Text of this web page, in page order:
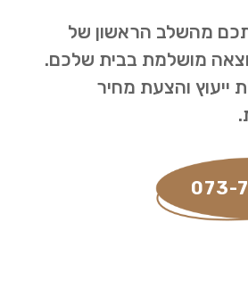
מהשלב הראשון של
מושלמת בבית שלכם.
ייעוץ והצעת מחיר
073-